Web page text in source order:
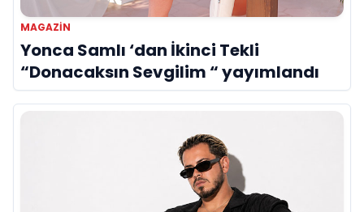
MAGAZIN
Yonca Samlı ‘dan İkinci Tekli
“Donacaksın Sevgilim “ yayımlandı